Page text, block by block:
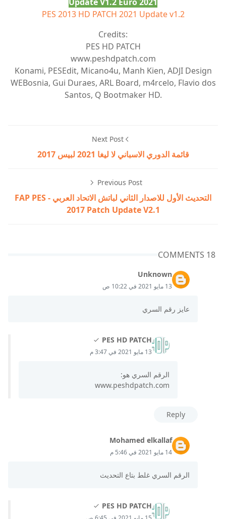
PES 2013 HD PATCH 2021 Update v1.2
Credits:
PES HD PATCH
www.peshdpatch.com
Konami, PESEdit, Micano4u, Manh Kien, ADJI Design
WEBosnia, Gui Duraes, ARL Board, m4rcelo, Flavio dos
Santos, Q Bootmaker HD.
Next Post
قائمة الدوري الاسباني لا ليغا 2021 لبيس 2017
Previous Post
التحديث الأول للاصدار الثاني لباتش الاتحاد العربي - FAP PES
2017 Patch Update V2.1
18 COMMENTS
Unknown
13 مايو 2021 في 10:22 ص
عايز رقم السري
PES HD PATCH
13 مايو 2021 في 3:47 م
الرقم السري هو:
www.peshdpatch.com
Reply
Mohamed elkallaf
14 مايو 2021 في 5:46 م
الرقم السري غلط بتاع التحديث
PES HD PATCH